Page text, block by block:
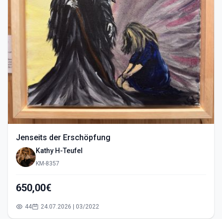
Jenseits der Erschöpfung
Kathy H-Teufel
KM-8357
650,00€
44 24.07.2026 | 03/2022